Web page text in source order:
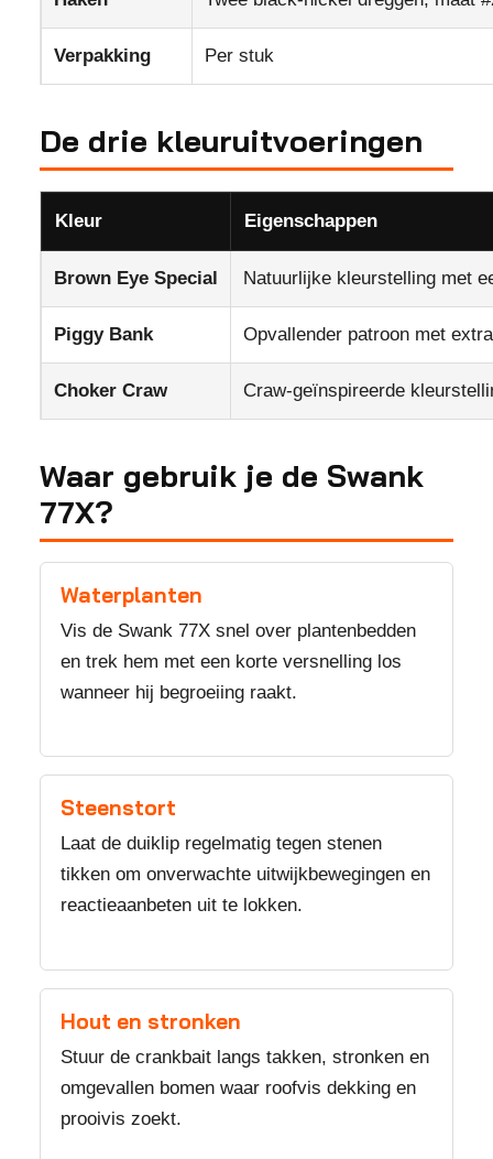
Verpakking Per stuk
De drie kleuruitvoeringen
Kleur Eigenschappen
Brown Eye Special Natuurlijke kleurstelling met
Piggy Bank Opvallender patroon met
Choker Craw Craw-geïnspireerde
Waar gebruik je de Swank
77X?
Waterplanten
Vis de Swank 77X snel over plantenbedden
en trek hem met een korte versnelling los
wanneer hij begroeiing raakt.
Steenstort
Laat de duiklip regelmatig tegen stenen
tikken om onverwachte uitwijkbewegingen en
reactieaanbeten uit te lokken.
Hout en stronken
Stuur de crankbait langs takken, stronken en
omgevallen bomen waar roofvis dekking en
prooivis zoekt.